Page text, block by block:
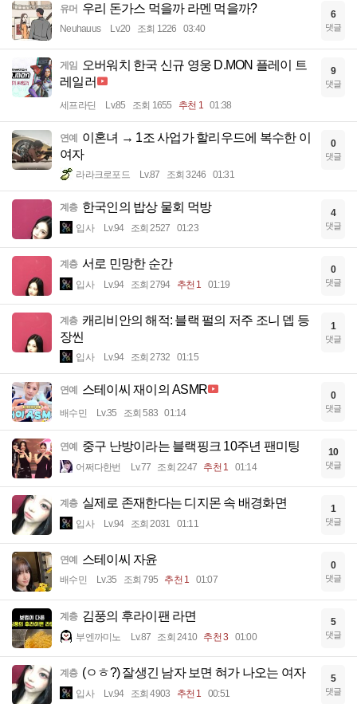
유머 우리 돈가스 먹을까 라멘 먹을까?
Neuhauus Lv.20 조회 1226 03:40
6
댓글
게임 오버워치 한국 신규 영웅 D.MON 플레이 트
레일러
세프라딘 Lv.85 조회 1655 추천 1 01:38
9
댓글
연예 이혼녀 → 1조 사업가 할리우드에 복수한 이
여자
라라크로포드 Lv.87 조회 3246 01:31
0
댓글
계층 한국인의 밥상 물회 먹방
입사 Lv.94 조회 2527 01:23
4
댓글
계층 서로 민망한 순간
입사 Lv.94 조회 2794 추천 1 01:19
0
댓글
계층 캐리비안의 해적: 블랙 펄의 저주 조니 뎁 등
장씬
입사 Lv.94 조회 2732 01:15
1
댓글
연예 스테이씨 재이의 ASMR
배수민 Lv.35 조회 583 01:14
0
댓글
연예 중구 난방이라는 블랙핑크 10주년 팬미팅
어쩌다한번 Lv.77 조회 2247 추천 1 01:14
10
댓글
계층 실제로 존재한다는 디지몬 속 배경화면
입사 Lv.94 조회 2031 01:11
1
댓글
연예 스테이씨 자윤
배수민 Lv.35 조회 795 추천 1 01:07
0
댓글
계층 김풍의 후라이팬 라면
부엔까미노 Lv.87 조회 2410 추천 3 01:00
5
댓글
계층 (ㅇㅎ?) 잘생긴 남자 보면 혀가 나오는 여자
입사 Lv.94 조회 4903 추천 1 00:51
5
댓글